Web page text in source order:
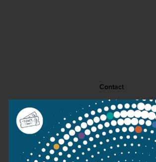
Contact
Public information
Press room
Terms and privacy
Imprint